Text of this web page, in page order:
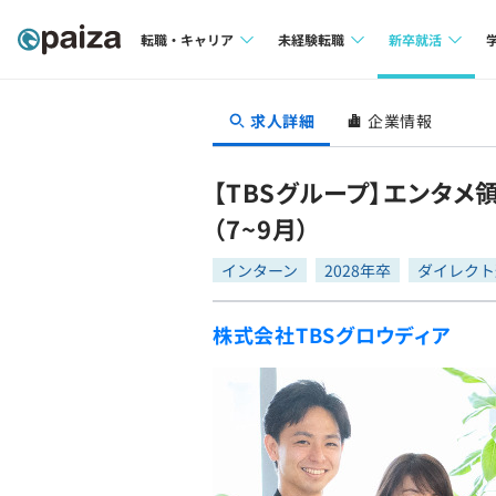
転職・キャリア
転職成功ガイド
未経験転職
求人検索
転職成功ガイド
新卒就活
本選考
インターン
インタビュー
就活成功ガイド
求人詳細 企業情報
【TBSグループ】エンタ
（7~9月）
インターン 2028年卒 ダイレク
株式会社TBSグロウディア